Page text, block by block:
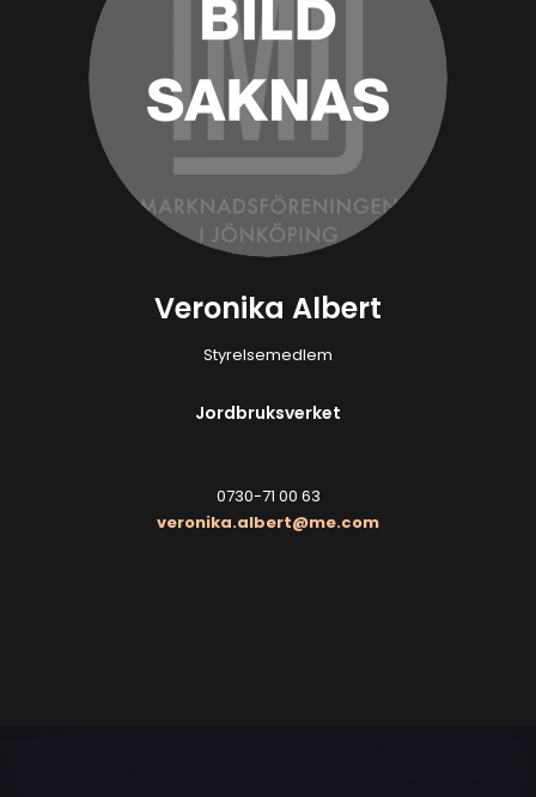
Veronika Albert
Styrelsemedlem
Jordbruksverket
0730-71 00 63
veronika.albert@me.com